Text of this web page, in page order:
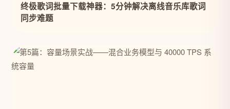
终极歌词批量下载神器：5分钟解决离线音乐库歌词
同步难题